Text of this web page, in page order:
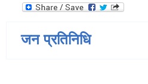
जन प्रतिनिधि